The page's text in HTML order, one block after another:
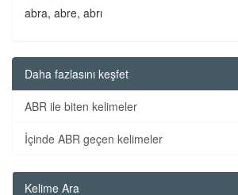
abra, abre, abrı
Daha fazlasını keşfet
ABR ile biten kelimeler
İçinde ABR geçen kelimeler
Kelime Ara